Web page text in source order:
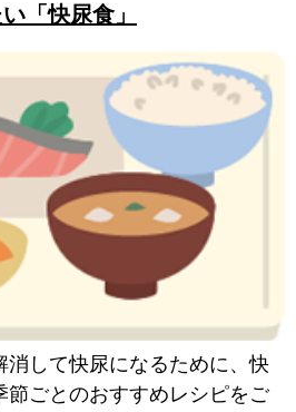
「快尿食」
消して快尿になるために、快
節ごとのおすすめレシピをご